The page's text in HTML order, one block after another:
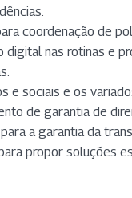
coordenação de
nas rotinas e
e sociais e os
de garantia de
a garantia da
propor soluções